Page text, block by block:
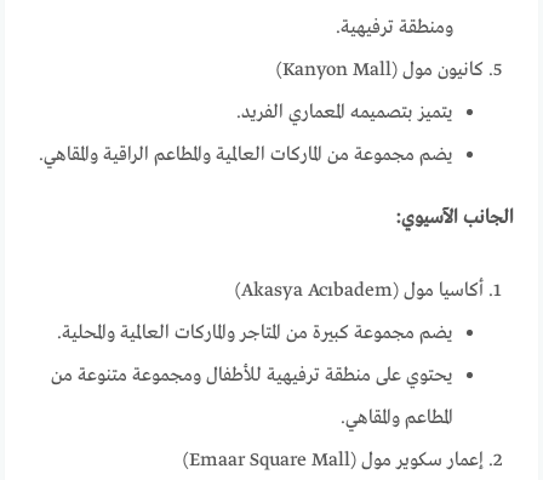
ومنطقة ترفيهية.
كانيون مول (Kanyon Mall)
يتميز بتصميمه المعماري الفريد.
يضم مجموعة من الماركات العالمية والمطاعم الراقية والمقاهي.
الجانب الآسيوي:
أكاسيا مول (Akasya Acıbadem)
يضم مجموعة كبيرة من المتاجر والماركات العالمية والمحلية.
يحتوي على منطقة ترفيهية للأطفال ومجموعة متنوعة من
المطاعم والمقاهي.
إعمار سكوير مول (Emaar Square Mall)